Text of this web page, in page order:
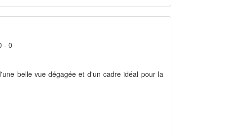
- 0
belle vue dégagée et d'un cadre idéal pour la